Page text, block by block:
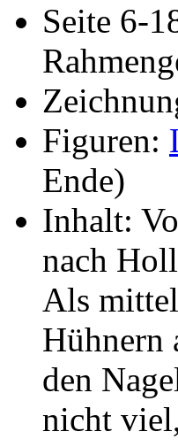
Seite 6-
Figuren:
Ende)
Inhalt:
nach
Als
Hühnern
den
nicht